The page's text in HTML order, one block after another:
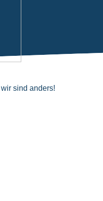
wir sind anders!